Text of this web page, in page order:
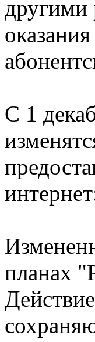
другими
С 1
планах